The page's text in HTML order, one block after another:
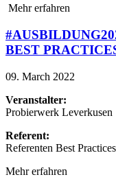
Mehr erfahren
BEST
09. March 2022
Veranstalter:
Probierwerk Leverkusen
Referent:
Referenten Best
Mehr erfahren